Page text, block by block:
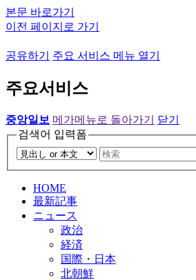
본문 바로가기
이전 페이지로 가기
공유하기 주요 서비스 메뉴 열기
주요서비스
중앙일보 메가메뉴로 돌아가기
닫기
검색어 입력폼
HOME
最新記事
ニュース
政治
経済
国際・日本
北朝鮮